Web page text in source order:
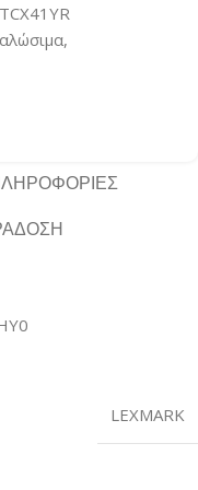
,
LEXMARK